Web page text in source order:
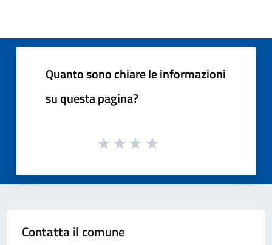
Quanto sono chiare le informazioni
su questa pagina?
Contatta il comune